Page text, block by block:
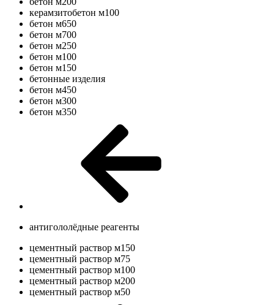
керамзитобетон м100
бетон м650
бетон м700
бетон м250
бетон м100
бетон м150
бетонные изделия
бетон м450
бетон м300
бетон м350
антигололёдные реагенты
цементный раствор м150
цементный раствор м75
цементный раствор м100
цементный раствор м200
цементный раствор м50